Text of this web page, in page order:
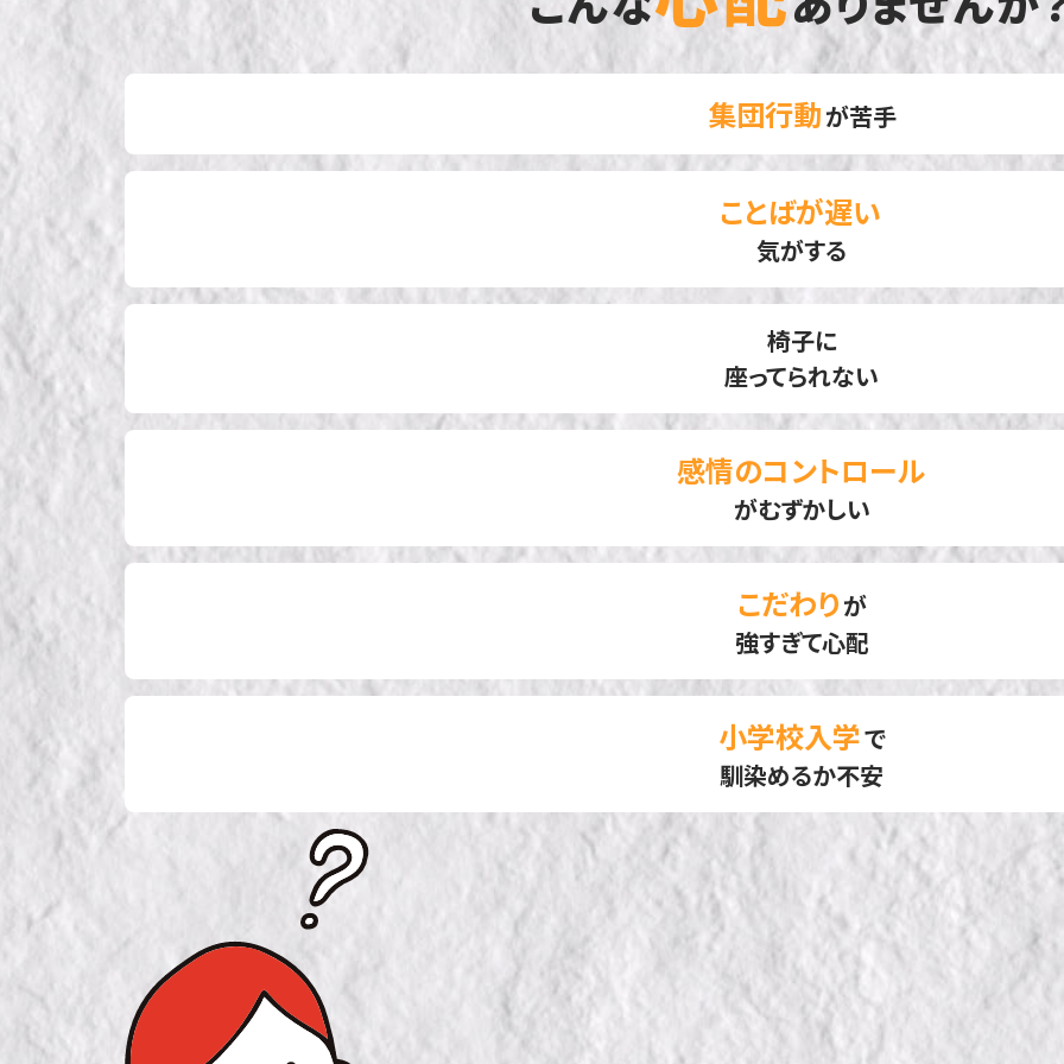
集団行動が苦手
ことばが遅い
気がする
椅子に
座ってられない
感情のコントロール
がむずかしい
こだわりが
強すぎて心配
小学校入学で
馴染めるか不安